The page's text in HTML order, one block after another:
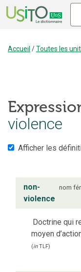
Accueil /Toutes les
violence
Afficher les
non-
violence
nom
Doctrine qui
moyen
(inTLF)